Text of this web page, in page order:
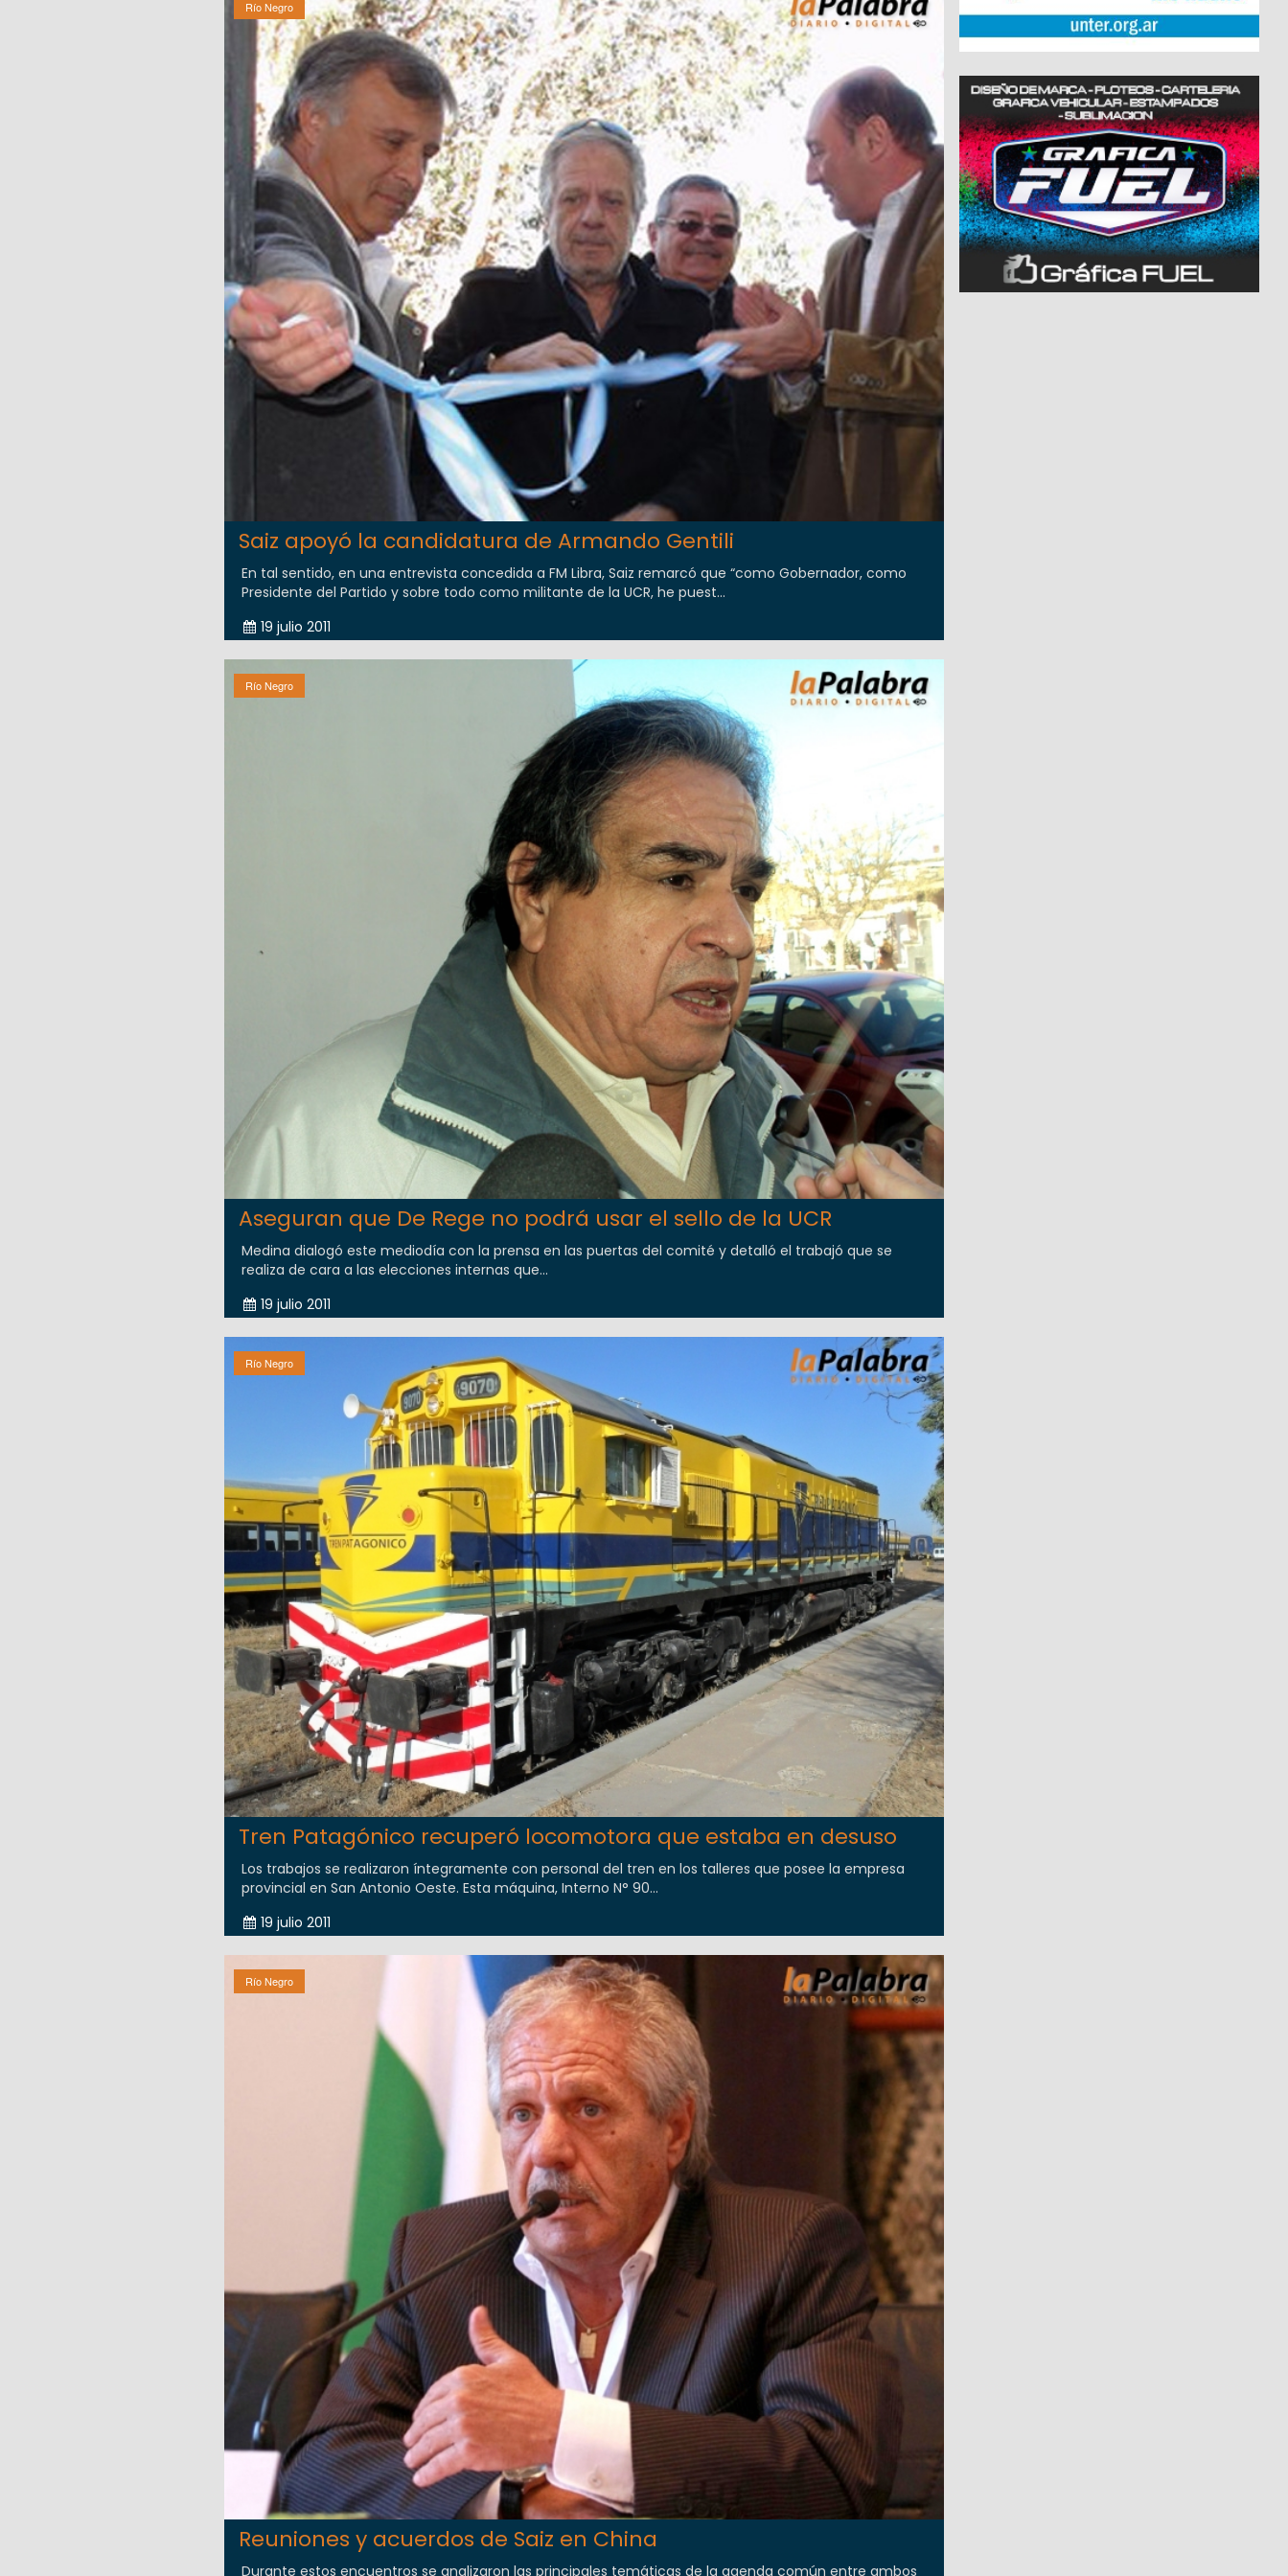
Río Negro
Saiz apoyó la candidatura de Armando Gentili
En tal sentido, en una entrevista concedida a FM Libra, Saiz remarcó que “como Gobernador, como
Presidente del Partido y sobre todo como militante de la UCR, he puest...
19 julio 2011
Río Negro
Aseguran que De Rege no podrá usar el sello de la UCR
Medina dialogó este mediodía con la prensa en las puertas del comité y detalló el trabajó que se
realiza de cara a las elecciones internas que...
19 julio 2011
Río Negro
Tren Patagónico recuperó locomotora que estaba en desuso
Los trabajos se realizaron íntegramente con personal del tren en los talleres que posee la empresa
provincial en San Antonio Oeste. Esta máquina, Interno N° 90...
19 julio 2011
Río Negro
Reuniones y acuerdos de Saiz en China
Durante estos encuentros se analizaron las principales temáticas de la agenda común entre ambos